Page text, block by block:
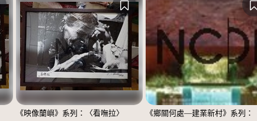
《映像蘭嶼》系列：〈看嘸拉〉